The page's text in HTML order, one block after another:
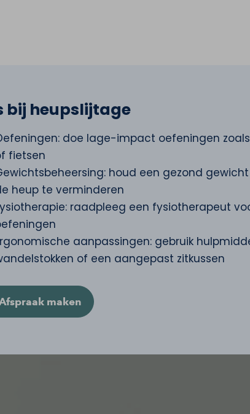
bij heupslijtage
doe lage-impact oefeningen
fietsen
houd een gezond
heup te verminderen
raadpleeg een fysiotherapeut
aanpassingen: gebruik
of een aangepast zitkussen
maken